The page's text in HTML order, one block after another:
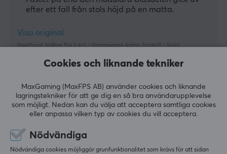
efter ett fall från stols höjd på en matta.
Visa original
MaxMount AirBlow Pro 2-in-1 – Dammsugare &amp; Tryckluft - Svart
Jonathan G
Verifierad köpare
Level 13
Nerdy Crusader
PC
This thing blows (literally)
Sjukt effektiv, rensade datorn på 5 minuter utan
Cookies och liknande tekniker
MaxGaming (MaxFPS AB) använder cookies och liknande
lagringstekniker för att ge dig en så bra användarupplevelse
som möjligt. Nedan kan du välja att acceptera samtliga cookies
eller anpassa vilken typ av cookies du vill acceptera.
Nödvändiga
Nödvändiga cookies möjliggör grunfunktionalitet som krävs för att sidan